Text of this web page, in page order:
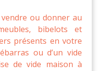
ou donner au
bibelots et
présents en votre
ou d’un vide
de vide maison à